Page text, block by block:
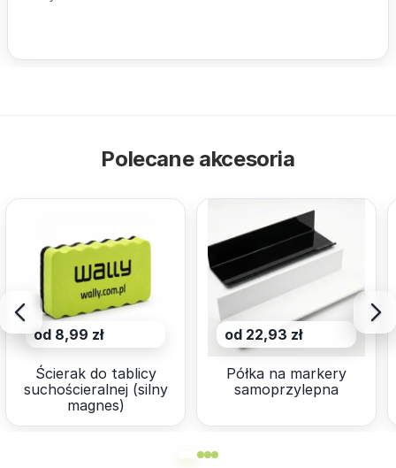
Polecane akcesoria
od 8,99 zł
Ścierak do tablicy
suchościeralnej (silny
magnes)
od 22,93 zł
Półka na markery
samoprzylepna